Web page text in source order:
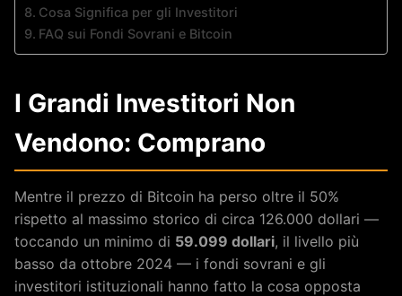
Cosa Significa per gli Investitori
FAQ sui Fondi Sovrani e Bitcoin
I Grandi Investitori Non
Vendono: Comprano
Mentre il prezzo di Bitcoin ha perso oltre il 50%
rispetto al massimo storico di circa 126.000 dollari —
toccando un minimo di 59.099 dollari, il livello più
basso da ottobre 2024 — i fondi sovrani e gli
investitori istituzionali hanno fatto la cosa opposta